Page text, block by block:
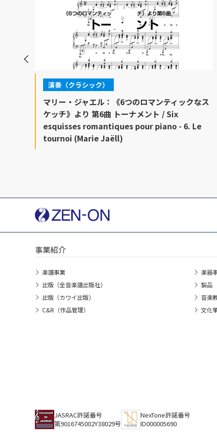
演奏（クラシック）
マリー・ジャエル：《6つのロマンティックなス
ケッチ》より 第6曲 トーナメント / Six
esquisses romantiques pour piano - 6. Le
tournoi (Marie Jaëll)
事業紹介
楽譜事業
出版（全音楽譜出版社）
出版（カワイ出版）
C&R（作品管理）
楽器
製品
音楽
文化
JASRAC許諾番号
第9016745002Y38029号
NexTone許諾番号
ID000005690